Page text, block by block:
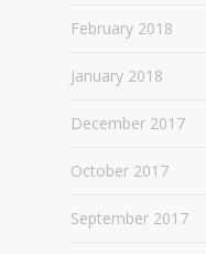
February 2018
January 2018
December 2017
October 2017
September 2017